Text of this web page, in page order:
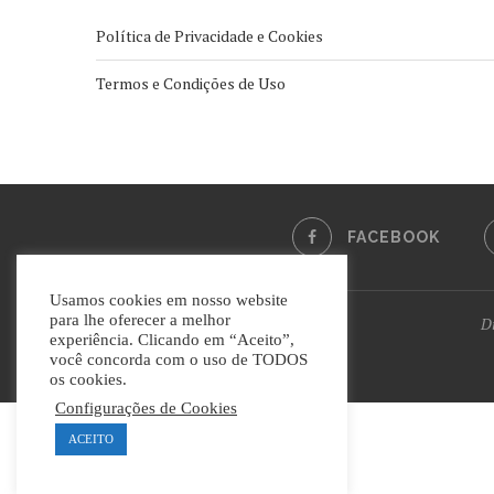
Política de Privacidade e Cookies
Termos e Condições de Uso
FACEBOOK
Usamos cookies em nosso website
para lhe oferecer a melhor
experiência. Clicando em “Aceito”,
você concorda com o uso de TODOS
os cookies.
Configurações de Cookies
ACEITO